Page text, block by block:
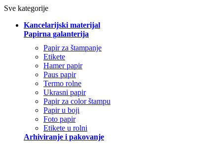
Sve kategorije
Kancelarijski materijal
Papirna galanterija
Papir za štampanje
Etikete
Hamer papir
Paus papir
Termo rolne
Ukrasni papir
Papir za color štampu
Papir u boji
Foto papir
Etikete u rolni
Arhiviranje i pakovanje